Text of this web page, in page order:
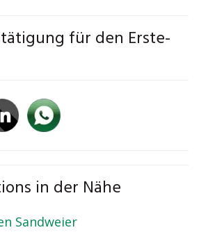
für den Erste-
in der Nähe
Sandweier